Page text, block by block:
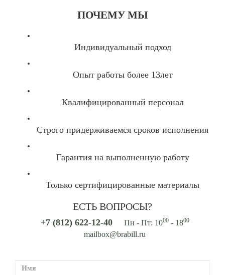
ПОЧЕМУ МЫ
Индивидуальный подход
Опыт работы более 13лет
Квалифицированный персонал
Строго придерживаемся сроков исполнения
Гарантия на выполненную работу
Только сертифицированные материалы
ЕСТЬ ВОПРОСЫ?
+7 (812) 622-12-40 Пн - Пт: 1000 - 1800
mailbox@brabill.ru